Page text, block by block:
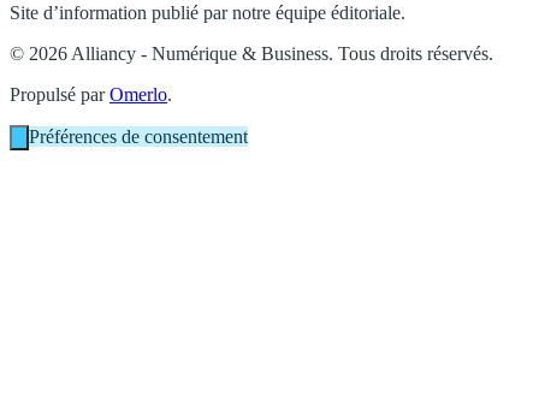
Site d’information publié par notre équipe éditoriale.
© 2026 Alliancy - Numérique & Business. Tous droits réservés.
Propulsé parOmerlo.
Préférences de consentement